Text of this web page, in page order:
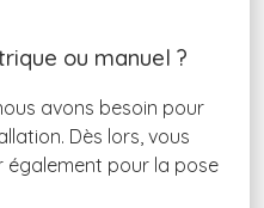
ou manuel ?
avons besoin pour
Dès lors, vous
également pour la pose